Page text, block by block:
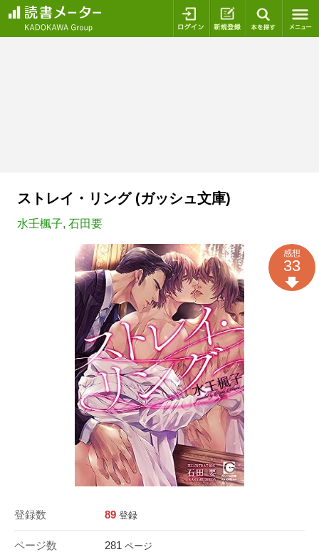
ログイン 新規登録
ストレイ・リング (ガッシュ文庫)
水壬楓子, 石田要
登録数 89 登録
ページ数 281 ページ
感想
33